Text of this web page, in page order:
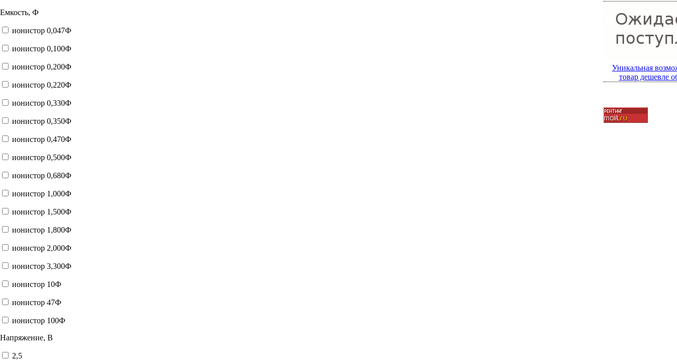
Емкость, Ф
ионистор 0,047Ф
ионистор 0,100Ф
ионистор 0,200Ф
ионистор 0,220Ф
ионистор 0,330Ф
ионистор 0,350Ф
ионистор 0,470Ф
ионистор 0,500Ф
ионистор 0,680Ф
ионистор 1,000Ф
ионистор 1,500Ф
ионистор 1,800Ф
ионистор 2,000Ф
ионистор 3,300Ф
ионистор 10Ф
ионистор 47Ф
ионистор 100Ф
Напряжение, В
2,5
Уникальная
товар дешевле